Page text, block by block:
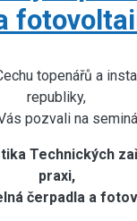
topenářů a
republiky,
pozvali na
Technických
praxi,
čerpadla a